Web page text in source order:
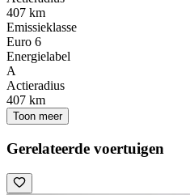
407 km
Emissieklasse
Euro 6
Energielabel
A
Actieradius
407 km
Toon meer
Gerelateerde voertuigen